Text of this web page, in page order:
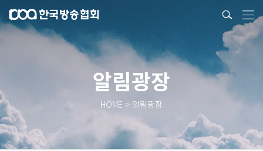
알림광장
HOME > 알림광장